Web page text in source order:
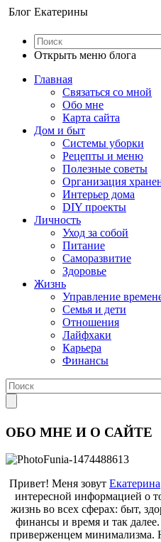
Блог Екатерины
Открыть меню блога
Главная
Связаться со мной
Обо мне
Карта сайта
Дом и быт
Системы уборки
Рецепты и меню
Полезные советы
Организация
Интерьер дома
DIY проекты
Личность
Уход за собой
Питание
Саморазвитие
Здоровье
Жизнь
Управление
Семья и дети
Отношения
Лайфхаки
Карьера
Финансы
ОБО МНЕ И О САЙТЕ
Привет! Меня зовут Екатерина
интересной информацией о
жизнь во всех сферах: быт,
финансы и время и так
приверженцем минимализма.